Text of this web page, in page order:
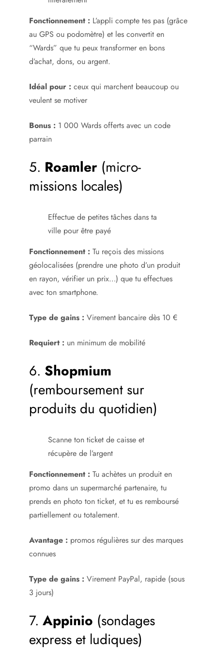
Fonctionnement : L’appli compte tes pas (grâce
au GPS ou podomètre) et les convertit en
“Wards” que tu peux transformer en bons
d’achat, dons, ou argent.
Idéal pour : ceux qui marchent beaucoup ou
veulent se motiver
Bonus : 1 000 Wards offerts avec un code
parrain
5. Roamler (micro-
missions locales)
Effectue de petites tâches dans ta
ville pour être payé
Fonctionnement : Tu reçois des missions
géolocalisées (prendre une photo d’un produit
en rayon, vérifier un prix…) que tu effectues
avec ton smartphone.
Type de gains : Virement bancaire dès 10 €
Requiert : un minimum de mobilité
6. Shopmium
(remboursement sur
produits du quotidien)
Scanne ton ticket de caisse et
récupère de l’argent
Fonctionnement : Tu achètes un produit en
promo dans un supermarché partenaire, tu
prends en photo ton ticket, et tu es remboursé
partiellement ou totalement.
Avantage : promos régulières sur des marques
connues
Type de gains : Virement PayPal, rapide (sous
3 jours)
7. Appinio (sondages
express et ludiques)